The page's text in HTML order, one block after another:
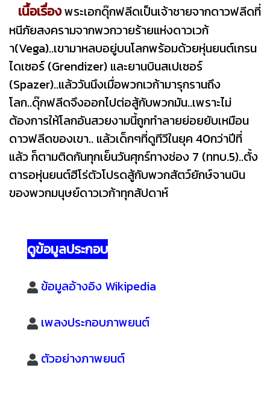
เนื้อเรื่องพระเอกดุ๊กฟลีดเป็นเจ้าชายจากดาวฟลีดที่
หนีภัยสงครามจากพวกวายร้ายแห่งดาวเวก้
า(Vega)..เขามาหลบอยู่บนโลกพร้อมด้วยหุ่นยนต์เกรน
ไดเซอร์ (Grendizer) และยานบินสเปเซอร์
(Spazer)..แล้ววันนึงเมื่อพวกเวก้ามารุกรานถึง
โลก..ดุ๊กฟลีดจึงออกไปต่อสู้กับพวกมัน..เพราะไม่
ต้องการให้โลกอันสวยงามนี้ถูกทำลายย่อยยับเหมือน
ดาวฟลีดของเขา.. แล้วเด็กๆที่ดูทีวีในยุค 40กว่าปีที่
แล้ว ก็ตามติดกันทุกเย็นวันศุกร์ทางช่อง 7 (ททบ.5)..ตั้ง
ตารอหุ่นยนต์ฮีโร่ตัวโปรดสู้กับพวกสัตว์ยักษ์จานบิน
ของพวกมนุษย์ดาวเวก้าทุกสัปดาห์
ดูข้อมูลประกอบ
ข้อมูลอ้างอิง Wikipedia
เพลงประกอบภาพยนต์
ตัวอย่างภาพยนต์